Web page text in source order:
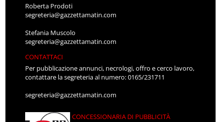
Roberta Prodoti
segreteria@gazzettamatin.com
Stefania Muscolo
segreteria@gazzettamatin.com
CONTATTACI
Per pubblicazione annunci, necrologi, offro e cerco lavoro,
contattare la segreteria al numero: 0165/231711
segreteria@gazzettamatin.com
CONCESSIONARIA DI PUBBLICITÀ